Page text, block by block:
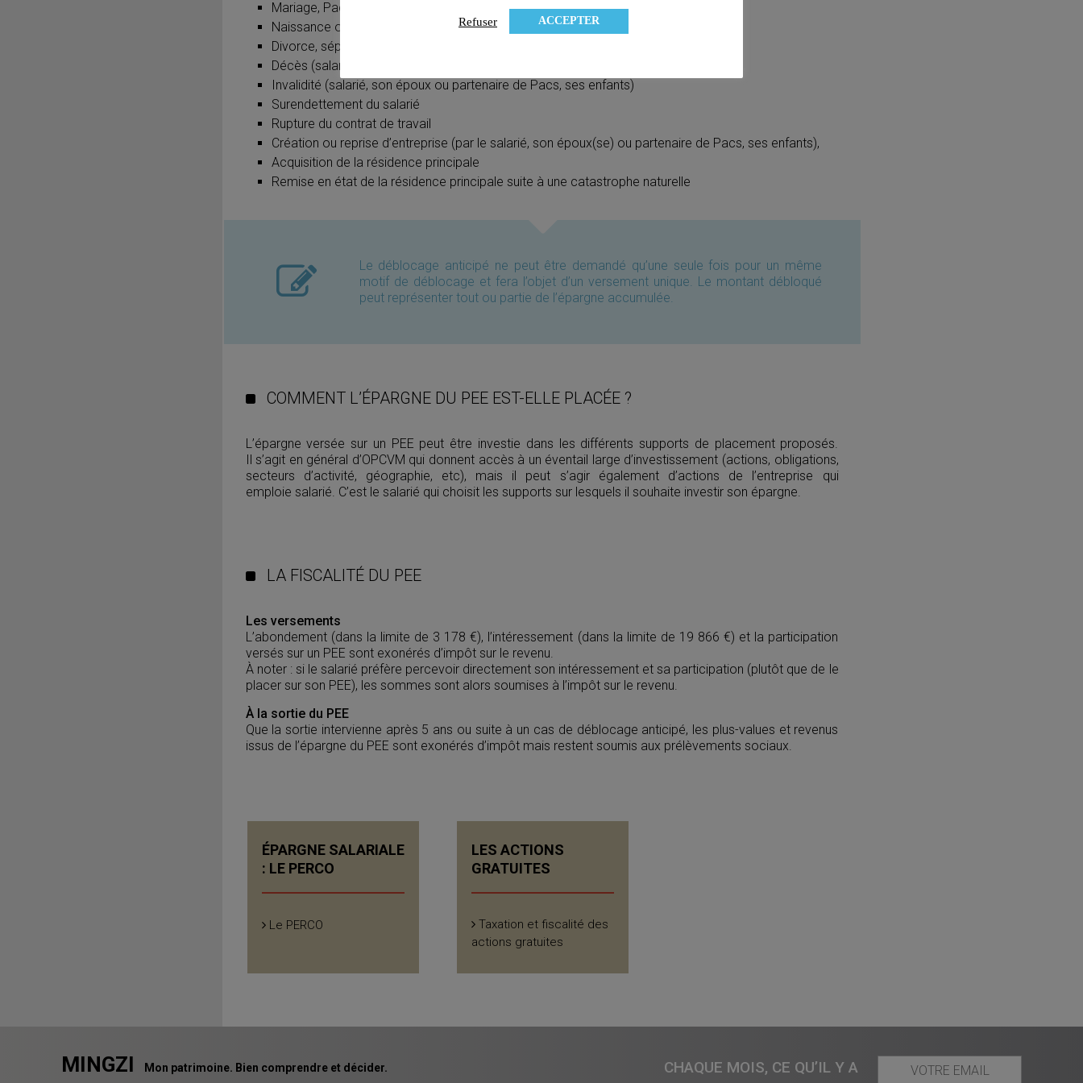
Mariage, Pacs
Naissance ou adoption d’un 3e enfant
Divorce, séparation, dissolution d’un Pacs, avec la garde d’au moins un enfant
Décès (salarié, son époux ou partenaire de Pacs)
Invalidité (salarié, son époux ou partenaire de Pacs, ses enfants)
Surendettement du salarié
Rupture du contrat de travail
Création ou reprise d’entreprise (par le salarié, son époux(se) ou partenaire de Pacs, ses enfants),
Acquisition de la résidence principale
Remise en état de la résidence principale suite à une catastrophe naturelle
Le déblocage anticipé ne peut être demandé qu’une seule fois pour un même
motif de déblocage et fera l’objet d’un versement unique. Le montant débloqué
peut représenter tout ou partie de l’épargne accumulée.
COMMENT L’ÉPARGNE DU PEE EST-ELLE PLACÉE ?
L’épargne versée sur un PEE peut être investie dans les différents supports de placement proposés.
Il s’agit en général d’OPCVM qui donnent accès à un éventail large d’investissement (actions, obligations,
secteurs d’activité, géographie, etc), mais il peut s’agir également d’actions de l’entreprise qui
emploie salarié. C’est l e salarié qui choisit les supports sur lesquels il souhaite investir son épargne.
LA FISCALITÉ DU PEE
Les versements
L’abondement (dans la limite de 3 178 €), l’intéressement (dans la limite de 19 866 €) et la participation
versés sur un PEE sont exonérés d’impôt sur le revenu.
À noter : si le salarié préfère percevoir directement son intéressement et sa participation (plutôt que de le
placer sur son PEE), les sommes sont alors soumises à l’impôt sur le revenu.
À la sortie du PEE
Que la sortie intervienne après 5 ans ou suite à un cas de déblocage anticipé, les plus-values et revenus
issus de l’épargne du PEE sont exonérés d’impôt mais restent soumis aux prélèvements sociaux.
ÉPARGNE SALARIALE
: LE PERCO
Le PERCO
LES ACTIONS
GRATUITES
Taxation et fiscalité des
actions gratuites
MINGZI Mon patrimoine. Bien comprendre et décider.
CHAQUE MOIS, CE QU’IL Y A
Refuser ACCEPTER